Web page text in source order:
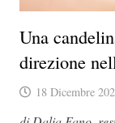
Una
direzione
18 Dicembre